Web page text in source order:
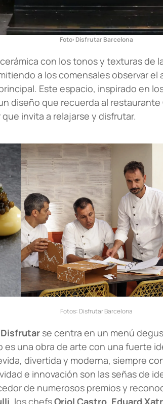
Foto: Disfrutar Barcelona
con los tonos y texturas de
a los comensales observar el
Este espacio, inspirado en
diseño que recuerda al restaurante
invita a relajarse y disfrutar.
Fotos: Disfrutar Barcelona
Disfrutar se centra en un menú
es una obra de arte con una fuerte
divertida y moderna, siempre
e innovación son las señas de
de numerosos premios y
, los chefsOriol Castro, Eduard